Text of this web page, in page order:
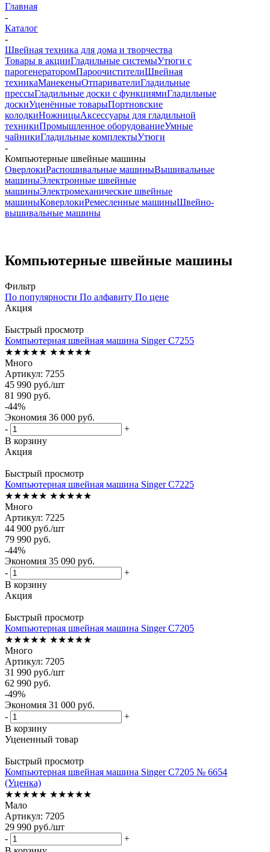
Главная
-
Каталог
-
Швейная техника для дома и творчества
Товары в акцииГладильные системыУтюги с
парогенераторомПароочистителиШвейная
техникаМанекеныОтпаривателиГладильные
прессыГладильные доски с функциямиГладильные
доскиУценённые товарыПортновские
колодкиНожницыАксессуары для гладильной
техникиПромышленное оборудованиеУмные
чайникиГладильные комплектыУтюги
-
Компьютерные швейные машины
ОверлокиРаспошивальные машиныВышивальные
машиныЭлектронные швейные
машиныЭлектромеханические швейные
машиныКоверлокиРемесленные машиныШвейно-
вышивальные машины
Компьютерные швейные машины
Фильтр
По популярности По алфавиту По цене
Акция
Быстрый просмотр
Компьютерная швейная машина Singer C7255
★★★★★ ★★★★★
Много
Артикул: 7255
45 990 руб./шт
81 990 руб.
-44%
Экономия 36 000 руб.
-
+
В корзину
Акция
Быстрый просмотр
Компьютерная швейная машина Singer C7225
★★★★★ ★★★★★
Много
Артикул: 7225
44 900 руб./шт
79 990 руб.
-44%
Экономия 35 090 руб.
-
+
В корзину
Акция
Быстрый просмотр
Компьютерная швейная машина Singer C7205
★★★★★ ★★★★★
Много
Артикул: 7205
31 990 руб./шт
62 990 руб.
-49%
Экономия 31 000 руб.
-
+
В корзину
Уцененный товар
Быстрый просмотр
Компьютерная швейная машина Singer C7205 № 6654
(Уценка)
★★★★★ ★★★★★
Мало
Артикул: 7205
29 990 руб./шт
-
+